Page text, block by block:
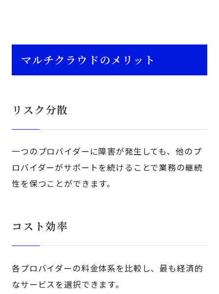
マルチクラウドのメリット
リスク分散
一つのプロバイダーに障害が発生しても、他のプ
ロバイダーがサポートを続けることで業務の継続
性を保つことができます。
コスト効率
各プロバイダーの料金体系を比較し、最も経済的
なサービスを選択できます。